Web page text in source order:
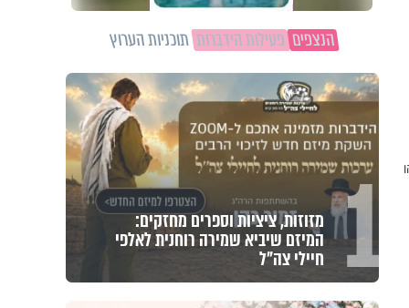
הנצפיםפעילות הידברותתוכניות הערוץ
1 מזוזות, ציציות וספרים מחזקים:
המיזם שיביא שמירה רוחנית לאלפי
חיילי צה"ל